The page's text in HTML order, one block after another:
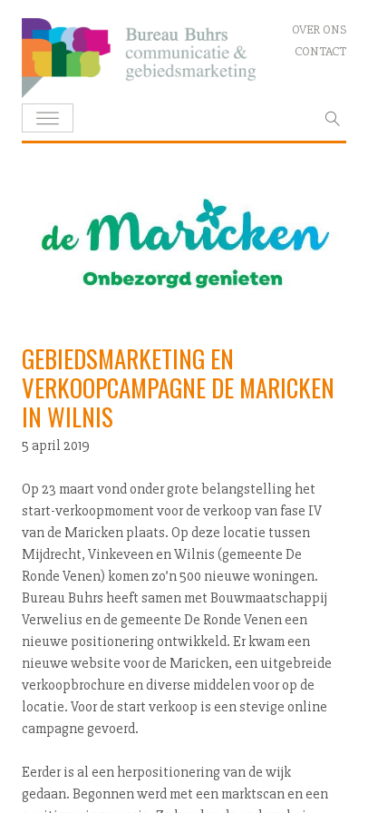
Skip
to
content
OVER ONS
CONTACT
GEBIEDSMARKETING EN
VERKOOPCAMPAGNE DE MARICKEN
IN WILNIS
5 april 2019
Op 23 maart vond onder grote be­lang­stel­ling het
start-ver­koop­mo­ment voor de verkoop van fase IV
van de Maricken plaats. Op deze locatie tussen
Mijdrecht, Vinkeveen en Wilnis (gemeente De
Ronde Venen) komen zo’n 500 nieuwe woningen.
Bureau Buhrs heeft samen met Bouw­maat­schap­pij
Verwelius en de gemeente De Ronde Venen een
nieuwe po­si­ti­o­ne­ring ontwikkeld. Er kwam een
nieuwe website voor de Maricken, een uitgebreide
ver­koop­bro­chu­re en diverse middelen voor op de
locatie. Voor de start verkoop is een stevige online
campagne gevoerd.
Eerder is al een her­po­si­ti­o­ne­ring van de wijk
gedaan. Begonnen werd met een marktscan en een